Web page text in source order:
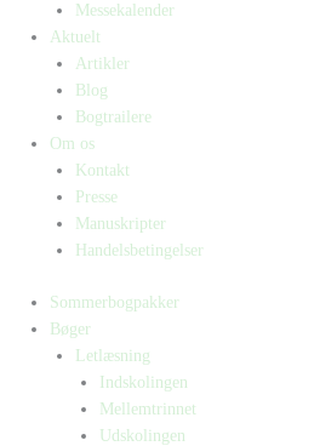
Messekalender
Aktuelt
Artikler
Blog
Bogtrailere
Om os
Kontakt
Presse
Manuskripter
Handelsbetingelser
Sommerbogpakker
Bøger
Letlæsning
Indskolingen
Mellemtrinnet
Udskolingen